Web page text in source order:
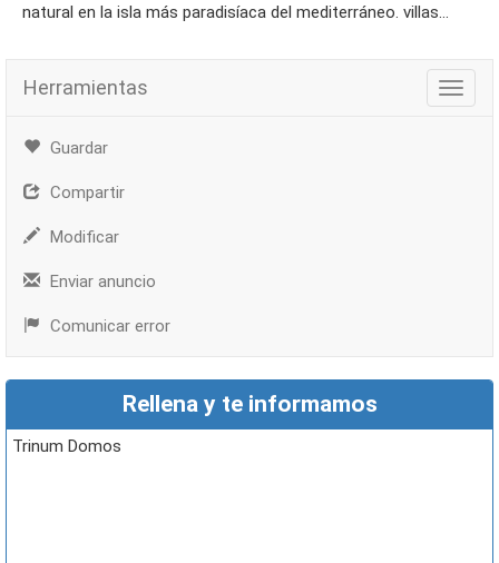
natural en la isla más paradisíaca del mediterráneo. villas...
Herramientas
Guardar
Compartir
Modificar
Enviar anuncio
Comunicar error
Rellena y te informamos
Trinum Domos